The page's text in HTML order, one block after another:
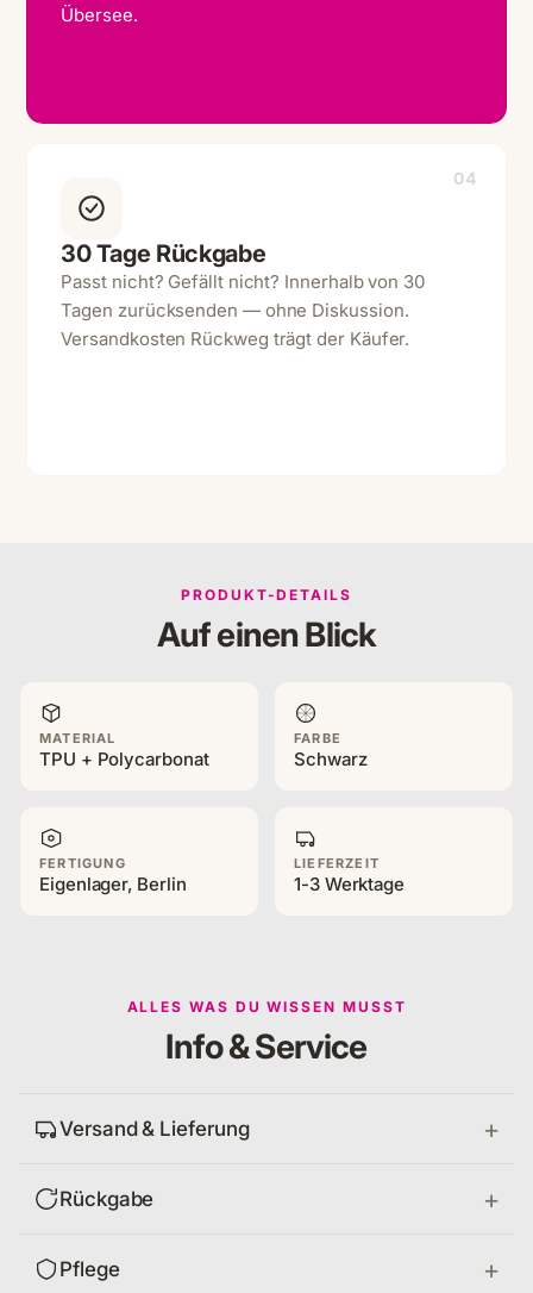
Übersee.
04
30 Tage Rückgabe
Passt nicht? Gefällt nicht? Innerhalb von 30
Tagen zurücksenden — ohne Diskussion.
Versandkosten Rückweg trägt der Käufer.
PRODUKT-DETAILS
Auf einen Blick
MATERIAL
TPU + Polycarbonat
FARBE
Schwarz
FERTIGUNG
Eigenlager, Berlin
LIEFERZEIT
1-3 Werktage
ALLES WAS DU WISSEN MUSST
Info & Service
Versand & Lieferung
Rückgabe
Pflege